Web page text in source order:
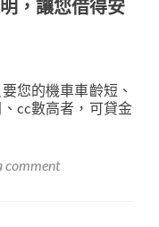
，讓您借得安
您的機車車齡短、
cc數高者，可貸金
comment